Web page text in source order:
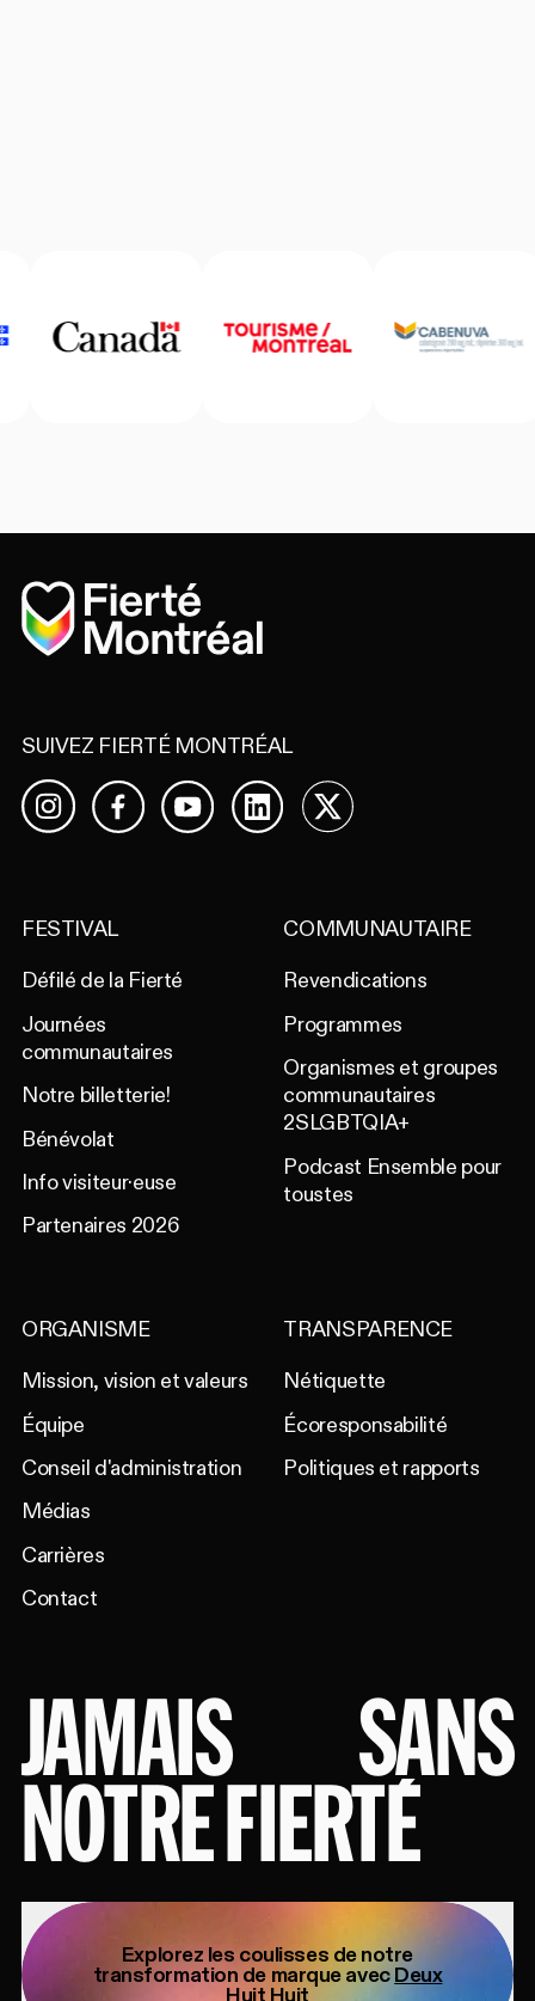
Accueil
SUIVEZ FIERTÉ MONTRÉAL
InstagramFacebookYouTubeLinkedIn
X
FESTIVAL
Défilé de la Fierté
Journées
communautaires
Notre billetterie!
Bénévolat
Info visiteur·euse
Partenaires 2026
COMMUNAUTAIRE
Revendications
Programmes
Organismes et groupes
communautaires
2SLGBTQIA+
Podcast Ensemble pour
toustes
ORGANISME
Mission, vision et valeurs
Équipe
Conseil d'administration
Médias
Carrières
Contact
TRANSPARENCE
Nétiquette
Écoresponsabilité
Politiques et rapports
JAMAIS SANS
NOTRE FIERTÉ
Explorez les coulisses de notre
transformation de marque avecDeux
Huit Huit